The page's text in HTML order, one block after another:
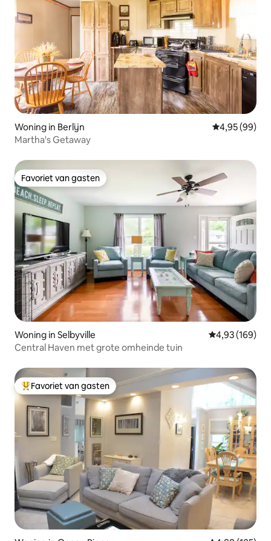
Woning in Berlijn Gemiddelde
4,95 (99)
Martha's Getaway
Favoriet van gasten
Favoriet van gasten
Woning in Selbyville Gemiddelde
4,93 (169)
Central Haven met grote omheinde tuin
Topfavoriet van gasten
Favoriet van gasten